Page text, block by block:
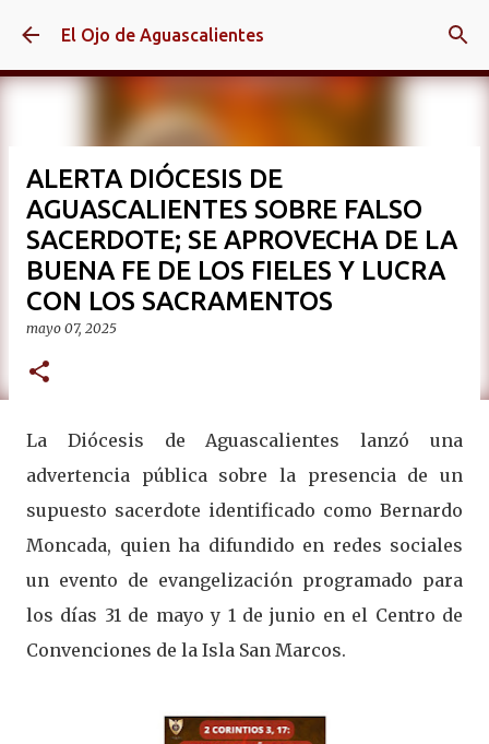
Ir al contenido principal
El Ojo de Aguascalientes
ALERTA DIÓCESIS DE
AGUASCALIENTES SOBRE FALSO
SACERDOTE; SE APROVECHA DE LA
BUENA FE DE LOS FIELES Y LUCRA
CON LOS SACRAMENTOS
mayo 07, 2025
La Diócesis de Aguascalientes lanzó una
advertencia pública sobre la presencia de un
supuesto sacerdote identificado como Bernardo
Moncada, quien ha difundido en redes sociales
un evento de evangelización programado para
los días 31 de mayo y 1 de junio en el Centro de
Convenciones de la Isla San Marcos.